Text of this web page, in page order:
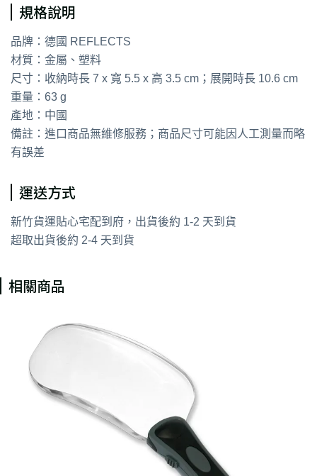
規格說明
品牌：德國 REFLECTS
材質：金屬、塑料
尺寸：收納時長 7 x 寬 5.5 x 高 3.5 cm；展開時長 10.6 cm
重量：63 g
產地：中國
備註：進口商品無維修服務；商品尺寸可能因人工測量而略
有誤差
運送方式
新竹貨運貼心宅配到府，出貨後約 1-2 天到貨
超取出貨後約 2-4 天到貨
相關商品